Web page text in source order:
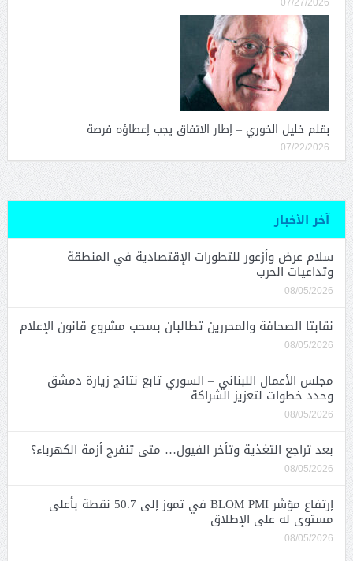
بقلم خليل الخوري – إطار الاتفاق يجب إعطاؤه فرصة
07/22/2026
آخر الأخبار
سلام عرض وأزعور للتطورات الإقتصادية في المنطقة
وتداعيات الحرب
08/05/2026
نقابتا الصحافة والمحررين تطالبان بسحب مشروع قانون الإعلام
08/05/2026
مجلس الأعمال اللبناني – السوري تابع نتائج زيارة دمشق
وحدد خطوات لتعزيز الشراكة
08/05/2026
بعد تراجع التغذية وتأخر الفيول… متى تنفرج أزمة الكهرباء؟
08/05/2026
إرتفاع مؤشر BLOM PMI في تموز إلى 50.7 نقطة بأعلى
مستوى له على الإطلاق
08/05/2026